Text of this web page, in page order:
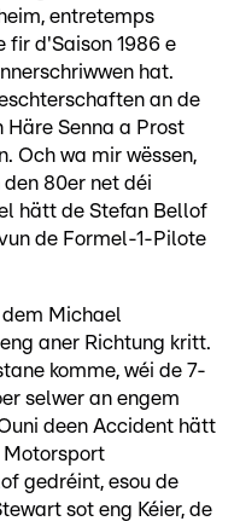
entretemps
fir d'Saison 1986 e
hat.
an de
Häre Senna a Prost
Och wa mir wëssen,
80er net déi
hätt de Stefan Bellof
de Formel-1-Pilote
Michael
aner Richtung kritt.
komme, wéi de 7-
selwer an engem
deen Accident hätt
Motorsport
gedréint, esou de
sot eng Kéier, de